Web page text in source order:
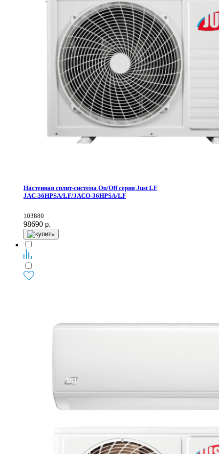
Настенная сплит-система On/Off серия Just LF
JAС-36HPSA/LF/JACO-36HPSA/LF
103880
98690 р.